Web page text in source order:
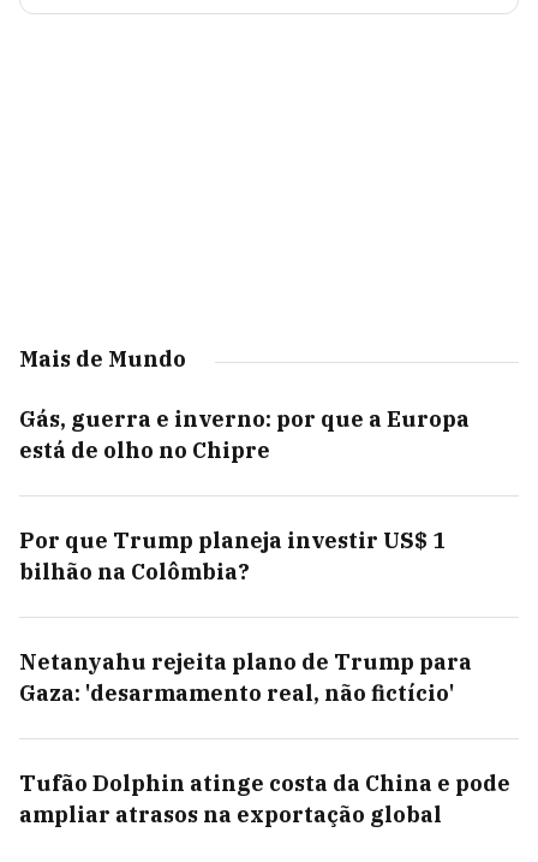
Mais de Mundo
Gás, guerra e inverno: por que a Europa
está de olho no Chipre
Por que Trump planeja investir US$ 1
bilhão na Colômbia?
Netanyahu rejeita plano de Trump para
Gaza: 'desarmamento real, não fictício'
Tufão Dolphin atinge costa da China e pode
ampliar atrasos na exportação global